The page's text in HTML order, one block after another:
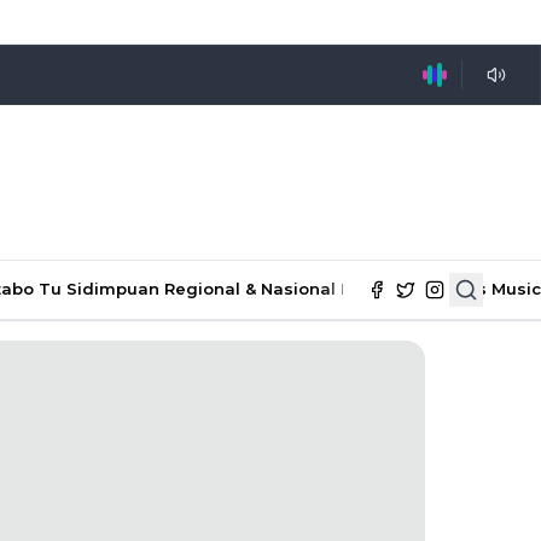
Tu Sidimpuan Regional & Nasional Ekonomi & Bisnis Music